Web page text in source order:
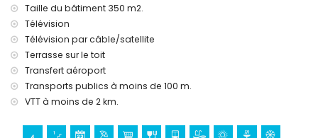
Sports
tennis, vélo, canoë, kayak, pêche, plongée, plongée avec
tuba, surf, planche à voile et ski nautique (à moins de 1000
randonnée, VTT et escalade (à moins de 5 kilomètres de la
villa)
golf (Golf de Jávea) (à moins de 10 kilomètres de la villa)
Taille du bâtiment 350 m2.
Télévision
Télévision par câble/satellite
Terrasse sur le toit
Transfert aéroport
Transports publics à moins de 100 m.
VTT à moins de 2 km.